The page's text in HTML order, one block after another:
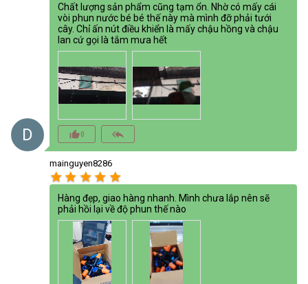
D
Chất lượng sản phẩm cũng tạm ổn. Nhờ có mấy cái
vòi phun nước bé bé thế này mà mình đỡ phải tưới
cây. Chỉ ấn nút điều khiển là mấy chậu hồng và chậu
lan cứ gọi là tắm mưa hết
thumb_up_alt0 reply_all
mainguyen8286
star star star star star
Hàng đẹp, giao hàng nhanh. Mình chưa lắp nên sẽ
phải hồi lại về độ phun thế nào